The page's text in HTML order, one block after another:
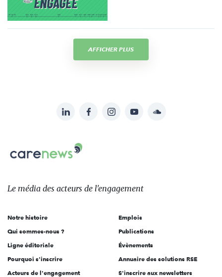
AFFICHER PLUS
sur:
LinkedInFacebookInstagramYouTubeSoundcloud
Carenews,
Le
des
l'engagement
Le média des acteurs de l'engagement
Notre histoire
Qui sommes-nous ?
Ligne éditoriale
Pourquoi s'inscrire
Acteurs de l'engagement
Emplois
Publications
Évènements
Annuaire des solutions RSE
S'inscrire aux newsletters